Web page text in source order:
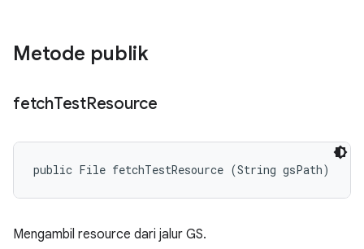
Metode publik
fetchTestResource
public File fetchTestResource (String gsPath)
Mengambil resource dari jalur GS.